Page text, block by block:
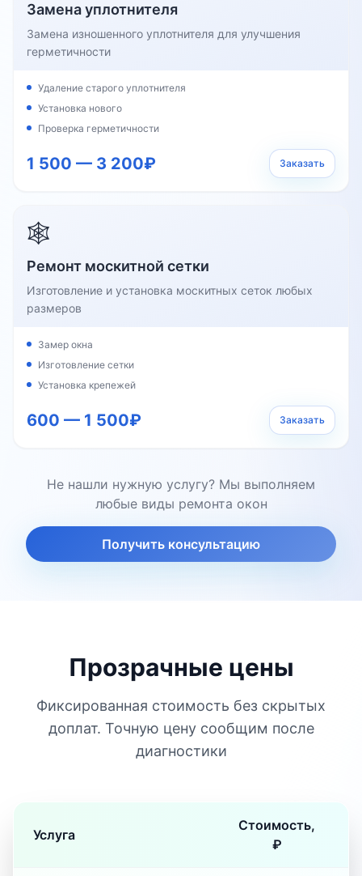
Замена уплотнителя
Замена изношенного уплотнителя для улучшения
герметичности
Удаление старого уплотнителя
Установка нового
Проверка герметичности
1 500 — 3 200₽ Заказать
🕸️
Ремонт москитной сетки
Изготовление и установка москитных сеток любых
размеров
Замер окна
Изготовление сетки
Установка крепежей
600 — 1 500₽ Заказать
Не нашли нужную услугу? Мы выполняем
любые виды ремонта окон
Получить консультацию
Прозрачные цены
Фиксированная стоимость без скрытых
доплат. Точную цену сообщим после
диагностики
Услуга
Стоимость,
₽